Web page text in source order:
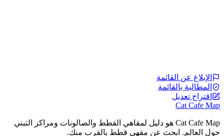
الإبلاغ عن القائمة
المطالبة بالقائمة
اقتراح تعديل
Cat Cafe Map
Cat Cafe Map هو دليل لمقاهي القطط والصالونات ومراكز التبني
حول العالم. ابحث عن مقهى قطط بالقرب منك.